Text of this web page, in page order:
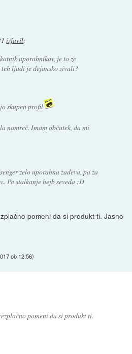
izjavil:
uporabnikov, je to ze
ljudi je dejansko zivali?
skupen profil
namreč. Imam občutek, da mi
zelo uporabna zadeva, pa za
Pa stalkanje bejb seveda :D
pomeni da si produkt ti. Jasno
ob 12:56)
pomeni da si produkt ti.